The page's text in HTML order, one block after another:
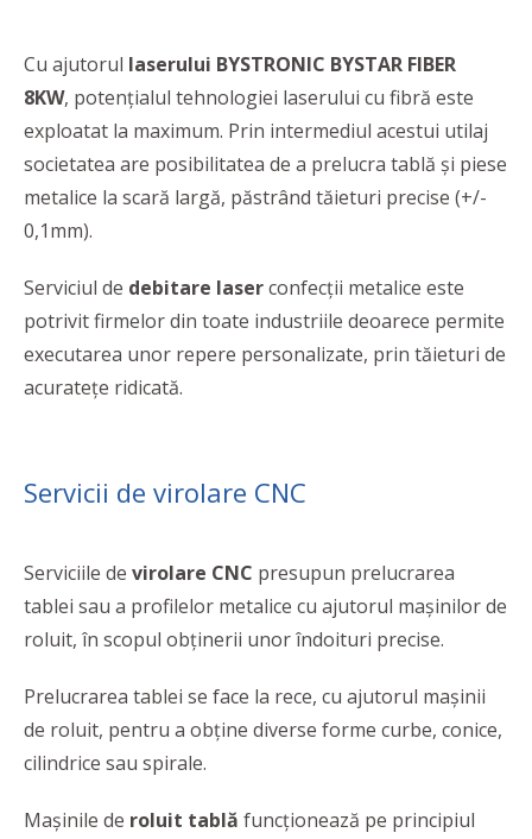
Cu ajutorul laserului BYSTRONIC BYSTAR FIBER
8KW, potenţialul tehnologiei laserului cu fibră este
exploatat la maximum. Prin intermediul acestui utilaj
societatea are posibilitatea de a prelucra tablă şi piese
metalice la scară largă, păstrând tăieturi precise (+/-
0,1mm).
Serviciul de debitare laserconfecţii metalice este
potrivit firmelor din toate industriile deoarece permite
executarea unor repere personalizate, prin tăieturi de
acurateţe ridicată.
Servicii de virolare CNC
Serviciile de virolare CNC presupun prelucrarea
tablei sau a profilelor metalice cu ajutorul mașinilor de
roluit, în scopul obținerii unor îndoituri precise.
Prelucrarea tablei se face la rece, cu ajutorul mașinii
de roluit, pentru a obține diverse forme curbe, conice,
cilindrice sau spirale.
Mașinile de roluit tablă funcționează pe principiul